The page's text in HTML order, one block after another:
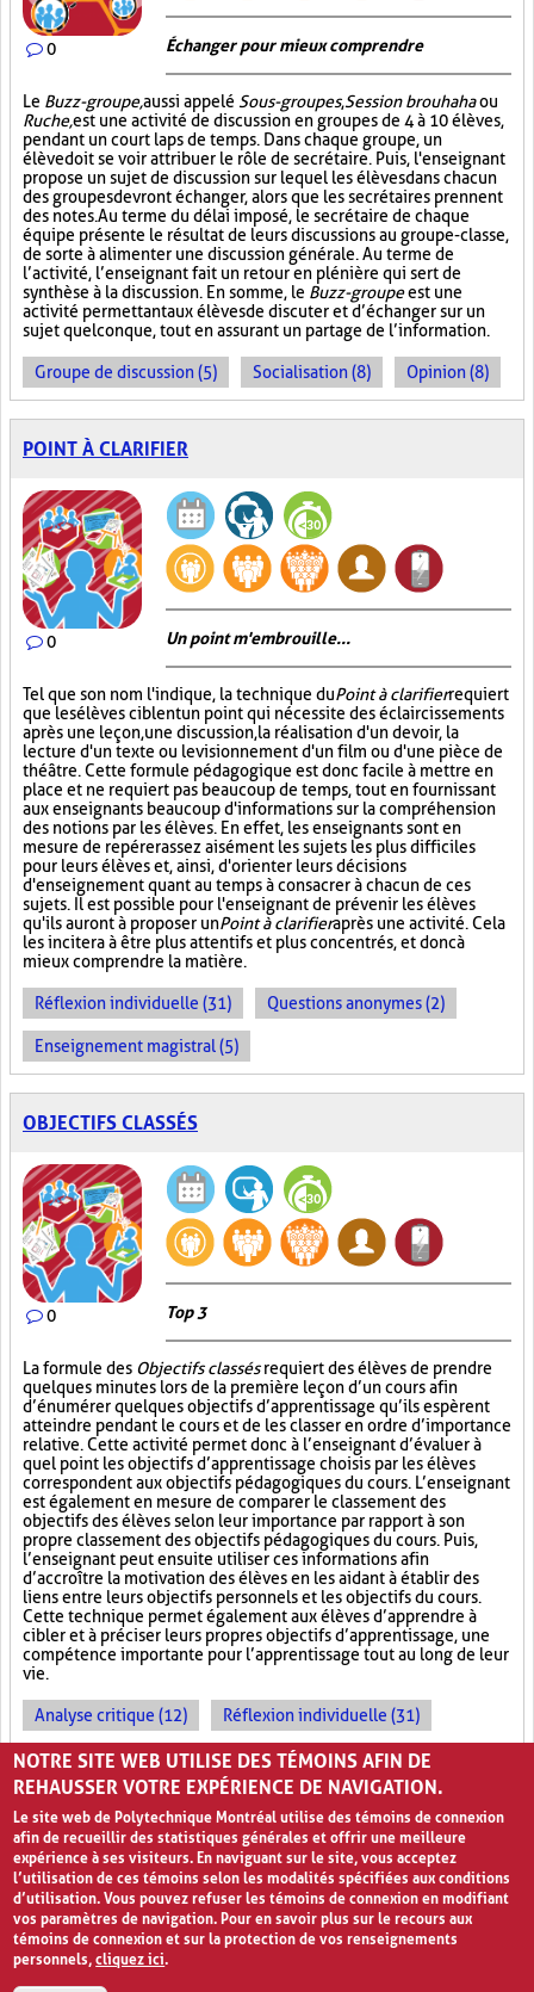
0 Échanger pour mieux comprendre
Le Buzz-groupe,aussi appelé Sous-groupes,Session brouhahaou
Ruche,est une activité de discussion en groupes de 4 à 10 élèves,
pendant un court laps de temps. Dans chaque groupe, un
élève doit se voir attribuer le rôle de secrétaire. Puis, l'enseignant
propose un sujet de discussion sur lequel les élèves dans chacun
des groupes devront échanger, alors que les secrétaires prennent
des notes. Au terme du délai imposé, le secrétaire de chaque
équipe présente le résultat de leurs discussions au groupe-classe,
de sorte à alimenter une discussion générale. Au terme de
l’activité, l’enseignant fait un retour en plénière qui sert de
synthèse à la discussion. En somme, le Buzz-groupeest une
activité permettant aux élèves de discuter et d’échanger sur un
sujet quelconque, tout en assurant un partage de l’information.
Groupe de discussion (5) Socialisation (8) Opinion (8)
POINT À CLARIFIER
0 Un point m'embrouille...
Tel que son nom l'indique, la technique duPoint à clarifierrequiert
que les élèves ciblent un point qui nécessite des éclaircissements
après une leçon, une discussion, la réalisation d'un devoir, la
lecture d'un texte ou le visionnement d'un film ou d'une pièce de
théâtre. Cette formule pédagogique est donc facile à mettre en
place et ne requiert pas beaucoup de temps, tout en fournissant
aux enseignants beaucoup d'informations sur la compréhension
des notions par les élèves. En effet, les enseignants sont en
mesure de repérer assez aisément les sujets les plus difficiles
pour leurs élèves et, ainsi, d'orienter leurs décisions
d'enseignement quant au temps à consacrer à chacun de ces
sujets. Il est possible pour l'enseignant de prévenir les élèves
qu'ils auront à proposer unPoint à clarifieraprès une activité. Cela
les incitera à être plus attentifs et plus concentrés, et donc à
mieux comprendre la matière.
Réflexion individuelle (31) Questions anonymes (2)
Enseignement magistral (5)
OBJECTIFS CLASSÉS
0 Top 3
La formule des Objectifs classésrequiert des élèves de prendre
quelques minutes lors de la première leçon d’un cours afin
d’énumérer quelques objectifs d’apprentissage qu’ils espèrent
atteindre pendant le cours et de les classer en ordre d’importance
relative. Cette activité permet donc à l’enseignant d’évaluer à
quel point les objectifs d’apprentissage choisis par les élèves
correspondent aux objectifs pédagogiques du cours. L’enseignant
est également en mesure de comparer le classement des
objectifs des élèves selon leur importance par rapport à son
propre classement des objectifs pédagogiques du cours. Puis,
l’enseignant peut ensuite utiliser ces informations afin
d’accroître la motivation des élèves en les aidant à établir des
liens entre leurs objectifs personnels et les objectifs du cours.
Cette technique permet également aux élèves d’apprendre à
cibler et à préciser leurs propres objectifs d’apprentissage, une
compétence importante pour l’apprentissage tout au long de leur
vie.
Analyse critique (12) Réflexion individuelle (31)
Classement (3)
NOTRE SITE WEB UTILISE DES TÉMOINS AFIN DE
REHAUSSER VOTRE EXPÉRIENCE DE NAVIGATION.
Le site web de Polytechnique Montréal utilise des témoins de connexion
afin de recueillir des statistiques générales et offrir une meilleure
expérience à ses visiteurs. En naviguant sur le site, vous acceptez
l’utilisation de ces témoins selon les modalités spécifiées aux conditions
d’utilisation. Vous pouvez refuser les témoins de connexion en modifiant
vos paramètres de navigation. Pour en savoir plus sur le recours aux
témoins de connexion et sur la protection de vos renseignements
personnels,cliquez ici.